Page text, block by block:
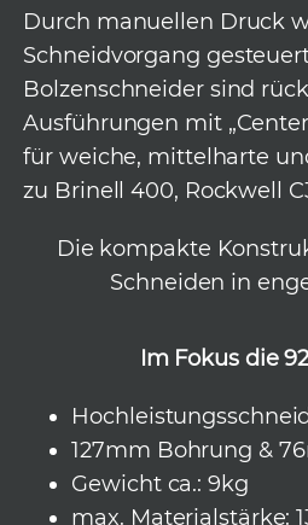
Durch manuellen Druck
Schneidvorgang
Bolzenschneider sind
Ausführungen mit
für weiche, mittelharte
zu Brinell 400, Rockwell
Die kompakte
Schneiden in
Im Fokus die
127mm Bohrung &
Gewicht ca.: 9kg
max. Materialstärke: